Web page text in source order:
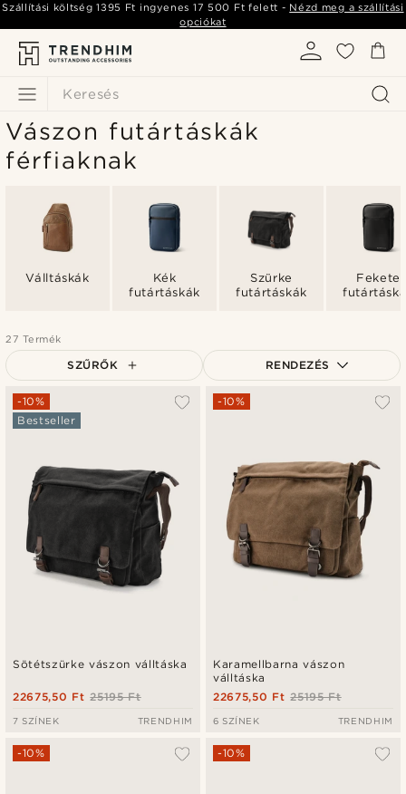
Keresés
Szállítási költség1395 Ft ingyenes 17 500 Ft felett - Nézd meg a szállítási
opciókat
Vászon futártáskák
férfiaknak
Válltáskák
Kék
futártáskák
Szürke
futártáskák
Fekete
27 Termék
SZŰRŐK RENDEZÉS
A legkeresettebb
Legmagasabb ár
Sötétszürke vászon válltáska
-10%
Bestseller
25195 Ft
22675,50 Ft
7 SZÍNEK TRENDHIM
Karamellbarna vászon
válltáska
-10%
25195 Ft
22675,50 Ft
6 SZÍNEK TRENDHIM
-10% -10%